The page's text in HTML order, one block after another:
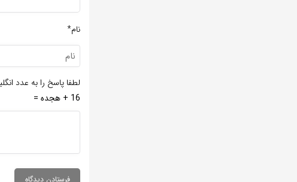
نام*
لطفا پاسخ را به عدد
16 + هجده =